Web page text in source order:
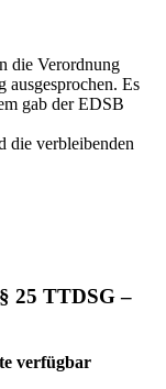
die Verordnung
ausgesprochen. Es
gab der EDSB
die verbleibenden
25 TTDSG –
verfügbar